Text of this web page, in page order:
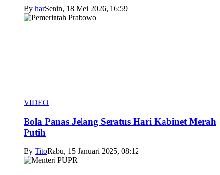
By harSenin, 18 Mei 2026, 16:59
VIDEO
Bola Panas Jelang Seratus Hari Kabinet Merah
Putih
By TitoRabu, 15 Januari 2025, 08:12